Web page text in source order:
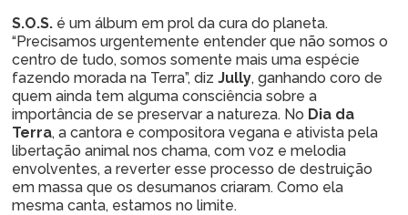
S.O.S. é um álbum em prol da cura do planeta.
“Precisamos urgentemente entender que não somos o
centro de tudo, somos somente mais uma espécie
fazendo morada na Terra”, diz Jully, ganhando coro de
quem ainda tem alguma consciência sobre a
importância de se preservar a natureza. No Dia da
Terra, a cantora e compositora vegana e ativista pela
libertação animal nos chama, com voz e melodia
envolventes, a reverter esse processo de destruição
em massa que os desumanos criaram. Como ela
mesma canta, estamos no limite.